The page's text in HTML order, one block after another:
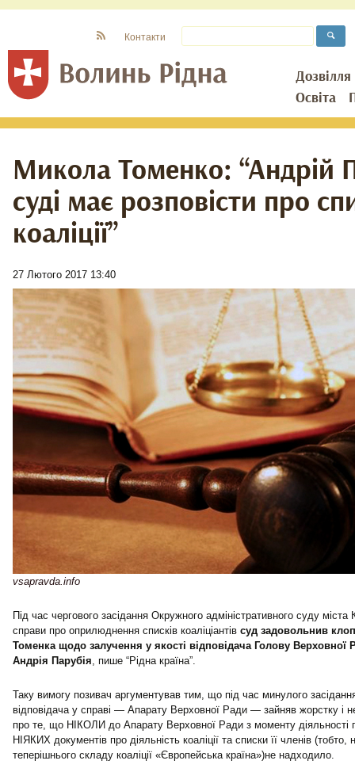
Дозвілля
Освіта
Контакти
Микола Томенко: “Андрій
суді має розповісти про
коаліції”
27 Лютого 2017 13:40
vsapravda.info
Під час чергового засідання Окружного адміністративного суду
справи про оприлюднення списків коаліціантів суд задовольнив
Томенка щодо залучення у якості відповідача Голову Верховної
Андрія Парубія , пише “Рідна країна”.
Таку вимогу позивач аргументував тим, що під час минулого
відповідача у справі — Апарату Верховної Ради — зайняв жорстку і
про те, що НІКОЛИ до Апарату Верховної Ради з моменту діяльності
НІЯКИХ документів про діяльність коаліції та списки її членів (тобто,
теперішнього складу коаліції «Європейська країна»)не надходило.